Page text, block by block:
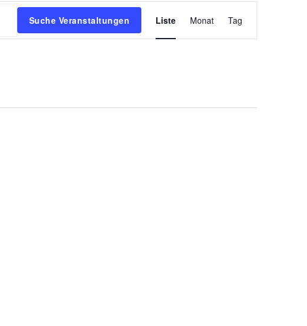
Suche Veranstaltungen
Ansichten-
Liste Monat Tag